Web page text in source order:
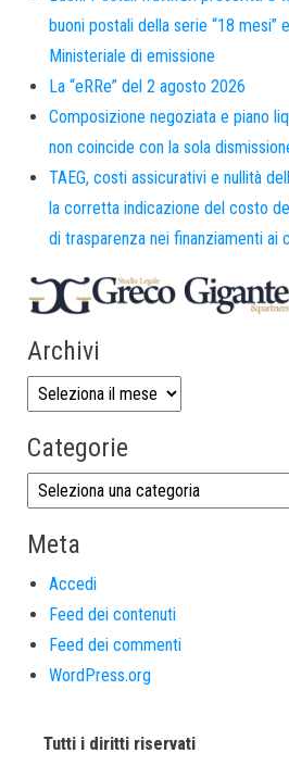
buoni postali della serie “18 mesi”
Ministeriale di emissione
La “eRRe” del 2 agosto 2026
Composizione negoziata e piano
non coincide con la sola
TAEG, costi assicurativi e nullità
la corretta indicazione del costo
di trasparenza nei finanziamenti ai
Archivi
Categorie
Meta
Accedi
Feed dei contenuti
Feed dei commenti
WordPress.org
Tutti i diritti riservati